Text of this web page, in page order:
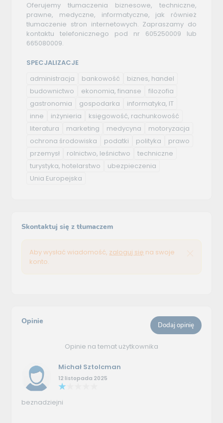
Oferujemy tłumaczenia biznesowe, techniczne,
prawne, medyczne, informatyczne, jak również
tłumaczenie stron internetowych. Zapraszamy do
kontaktu telefonicznego pod nr 605250009 lub
665080009.
SPECJALIZACJE
administracja
bankowość
biznes, handel
budownictwo
ekonomia, finanse
filozofia
gastronomia
gospodarka
informatyka, IT
inne
inżynieria
księgowość, rachunkowość
literatura
marketing medycyna
motoryzacja
ochrona środowiska
podatki polityka
prawo
przemysł
rolnictwo, leśnictwo
techniczne
turystyka, hotelarstwo
ubezpieczenia
Unia Europejska
Skontaktuj się z tłumaczem
Aby wysłać wiadomość, zaloguj się na swoje
konto.
Opinie Dodaj opinię
Opinie na temat użytkownika
Michał Sztolcman
12 listopada 2025
beznadziejni